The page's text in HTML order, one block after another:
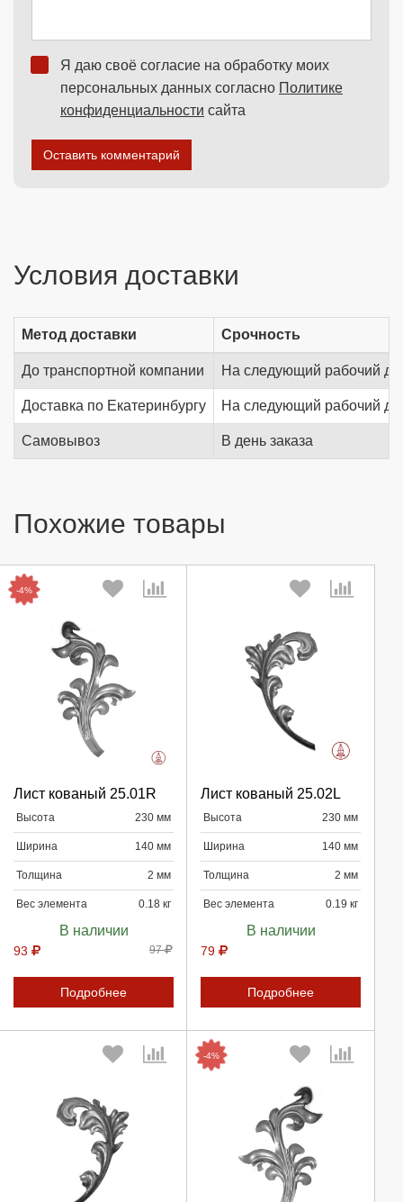
Я даю своё согласие на обработку моих
персональных данных согласно Политике
конфиденциальности сайта
Оставить комментарий
Условия доставки
Метод доставки Срочность
До транспортной компании На следующий рабочий
Доставка по Екатеринбургу На следующий рабочий
Самовывоз В день заказа
Похожие товары
Лист кованый 25.01R
Высота 230 мм
Ширина 140 мм
Толщина 2 мм
Вес элемента 0.18 кг
В наличии
-4%
93 97
Подробнее
Выберите количество:
Продолжить
Лист кованый 25.02L
Высота 230 мм
Ширина 140 мм
Толщина 2 мм
Вес элемента 0.19 кг
В наличии
79
Подробнее
Выберите количество:
Продолжить
-4%